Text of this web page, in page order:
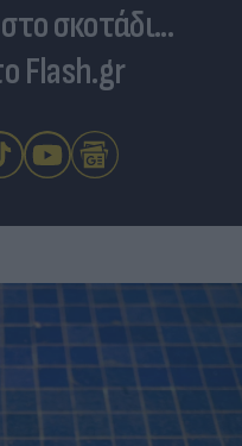
σκοτάδι...
Flash.gr